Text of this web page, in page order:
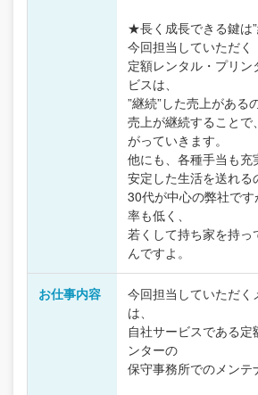
★長く成長できる鍵は
今回担当していただく
定額レンタル・プリン
ビスは、
”継続”した売上がある
売上が継続することで
がっていきます。
他にも、各種手当も充
安定した生活を送れる
30代が中心の弊社で
率も低く、
若くして持ち家を持っ
んですよ。
お仕事内容
今回担当していただく
は、
自社サービスである定
ンターの
保守事務所でのメンテ